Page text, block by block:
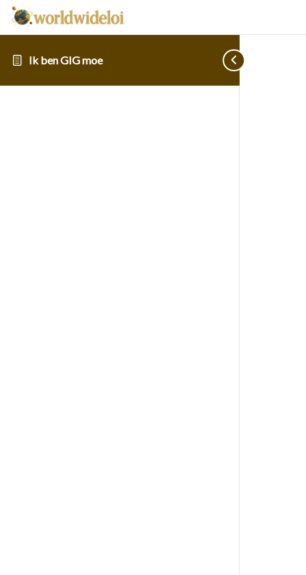
Ik ben GIG moe